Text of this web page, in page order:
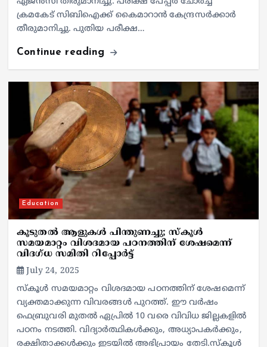
ക്രമകേട് സിബിഐക്ക് കൈമാറാൻ കേന്ദ്രസർക്കാർ
തീരുമാനിച്ചു. പുതിയ പരീക്ഷ…
Continue reading
Education
കൂടുതൽ ആളുകൾ പിന്തുണച്ചു; സ്കൂൾ
സമയമാറ്റം വിശദമായ പഠനത്തിന് ശേഷമെന്ന്
വിദഗ്ധ സമിതി റിപ്പോര്‍ട്ട്
July 24, 2025
സ്കൂൾ സമയമാറ്റം വിശദമായ പഠനത്തിന് ശേഷമെന്ന്
വ്യക്തമാക്കുന്ന വിവരങ്ങൾ പുറത്ത്. ഈ വര്‍ഷം
ഫെബ്രുവരി മുതല്‍ ഏപ്രില്‍ 10 വരെ വിവിധ ജില്ലകളിൽ
പഠനം നടത്തി. വിദ്യാര്‍ത്ഥികള്‍ക്കും, അധ്യാപകര്‍ക്കും,
രക്ഷിതാക്കള്‍ക്കും ഇടയിൽ അഭിപ്രായം തേടി.സ്കൂൾ